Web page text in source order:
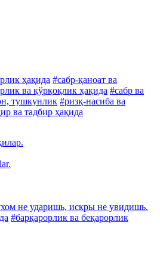
ҳақида #сабр-қаноат ва
ва қўрқоқлик ҳақида #сабр ва
тушкунлик #ризқ-насиба ва
ва тадбир ҳақида
не ударишь, искры не увидишь.
#барқарорлик ва беқарорлик